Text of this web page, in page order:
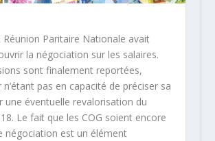
Réunion Paritaire Nationale avait
la négociation sur les salaires.
sont finalement reportées,
n’étant pas en capacité de préciser sa
une éventuelle revalorisation du
Le fait que les COG soient encore
négociation est un élément